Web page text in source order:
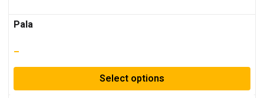
Pala
–
Select options